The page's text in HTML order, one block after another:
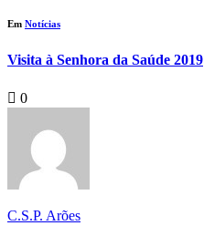
Em Notícias
Visita à Senhora da Saúde 2019
0
C.S.P. Arões